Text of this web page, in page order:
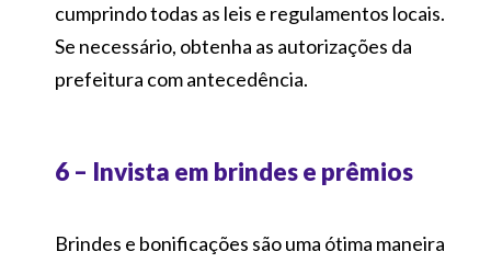
cumprindo todas as leis e regulamentos locais.
Se necessário, obtenha as autorizações da
prefeitura com antecedência.
6 – Invista em brindes e prêmios
Brindes e bonificações são uma ótima maneira